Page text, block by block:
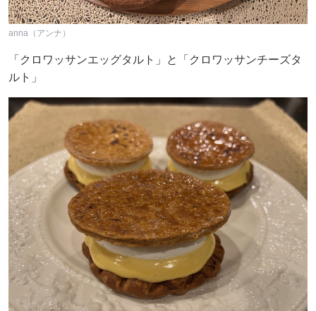
anna（アンナ）
「クロワッサンエッグタルト」と「クロワッサンチーズタ
ルト」